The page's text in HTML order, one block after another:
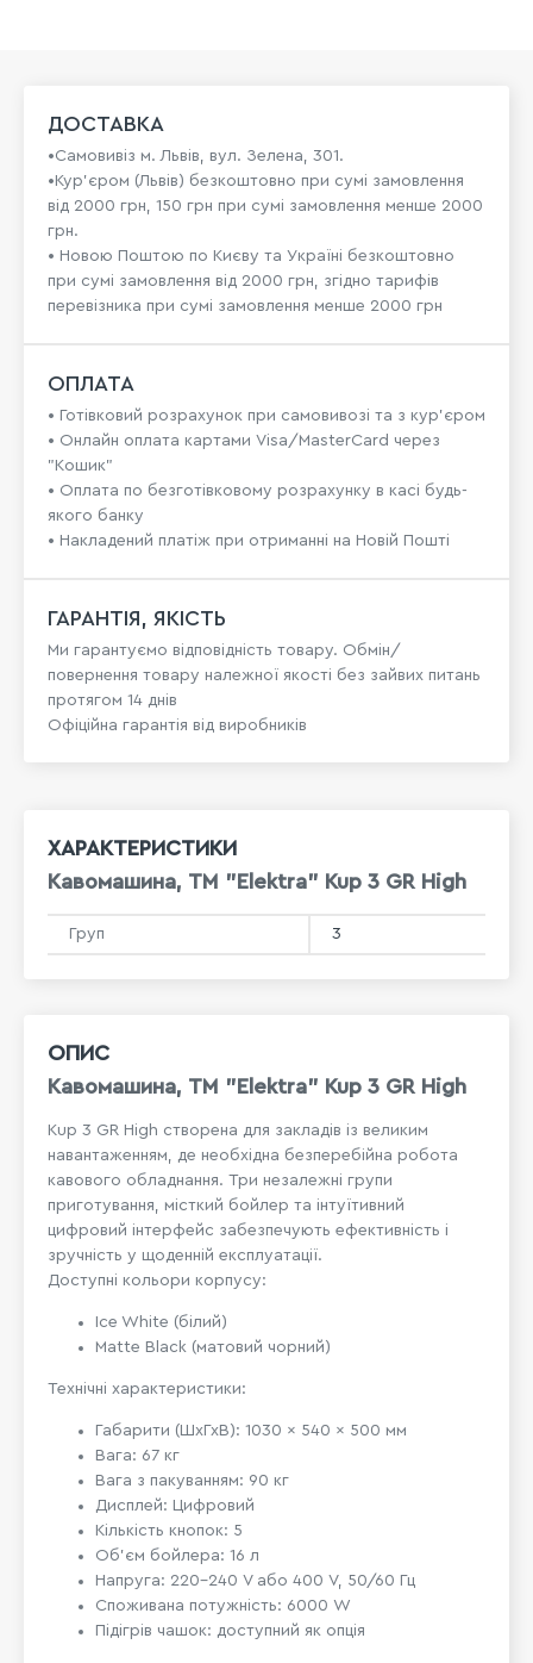
ДОСТАВКА
•Самовивіз м. Львів, вул. Зелена, 301.
•Кур'єром (Львів) безкоштовно при сумі замовлення
від 2000 грн, 150 грн при сумі замовлення менше 2000
грн.
• Новою Поштою по Києву та Україні безкоштовно
при сумі замовлення від 2000 грн, згідно тарифів
перевізника при сумі замовлення менше 2000 грн
ОПЛАТА
• Готівковий розрахунок при самовивозі та з кур’єром
• Онлайн оплата картами Visa/MasterCard через
"Кошик"
• Оплата по безготівковому розрахунку в касі будь-
якого банку
• Накладений платіж при отриманні на Новій Пошті
ГАРАНТІЯ, ЯКІСТЬ
Ми гарантуємо відповідність товару. Обмін/
повернення товару належної якості без зайвих питань
протягом 14 днів
Офіційна гарантія від виробників
ОПИС
Кавомашина, ТМ "Elektra" Kup 3 GR High
Kup 3 GR High створена для закладів із великим
навантаженням, де необхідна безперебійна робота
кавового обладнання. Три незалежні групи
приготування, місткий бойлер та інтуїтивний
цифровий інтерфейс забезпечують ефективність і
зручність у щоденній експлуатації.
Доступні кольори корпусу:
Ice White (білий)
Matte Black (матовий чорний)
Технічні характеристики:
Габарити (ШхГхВ): 1030 × 540 × 500 мм
Вага: 67 кг
Вага з пакуванням: 90 кг
Дисплей: Цифровий
Кількість кнопок: 5
Об’єм бойлера: 16 л
Напруга: 220–240 V або 400 V, 50/60 Гц
Споживана потужність: 6000 W
Підігрів чашок: доступний як опція
ХАРАКТЕРИСТИКИ
Кавомашина, ТМ "Elektra" Kup 3 GR High
Груп 3